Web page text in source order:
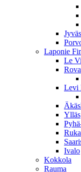
Laponie
Le
Levi
Ylläs
Ivalo
Kokkola
Rauma